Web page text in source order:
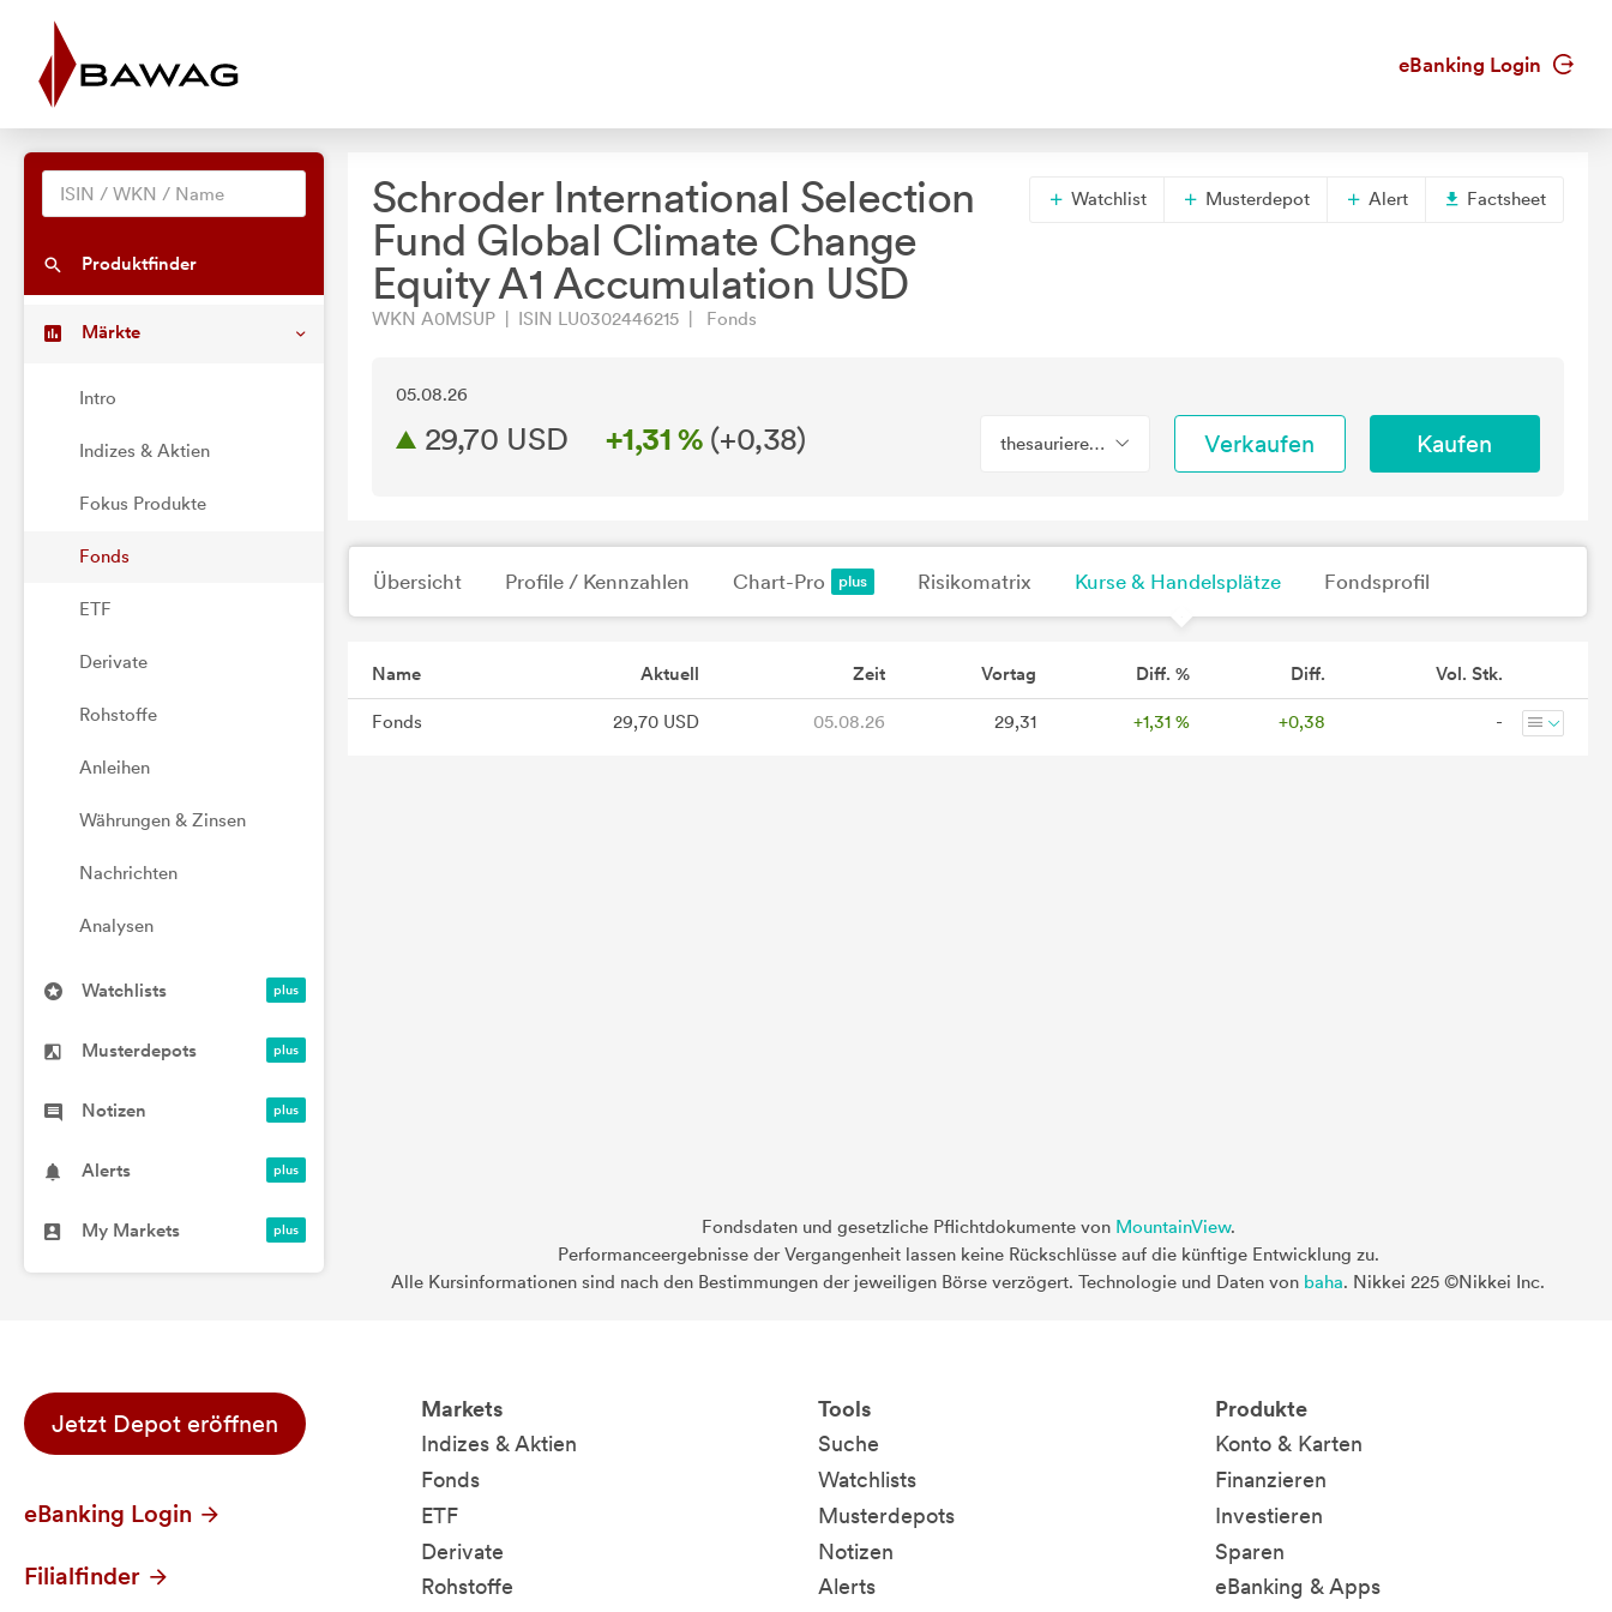
eBanking Login
Produktfinder
Märkte
Intro
Indizes & Aktien
Fokus Produkte
Fonds
ETF
Derivate
Rohstoffe
Anleihen
Währungen & Zinsen
Nachrichten
Analysen
Watchlists
Musterdepots
Notizen
Alerts
My Markets
Schroder International Selection
Fund Global Climate Change
Equity A1 Accumulation USD
WKN A0MSUP | ISIN LU0302446215 | Fonds
Watchlist Musterdepot Alert Factsheet
05.08.26
29,70 USD +1,31 % (+0,38) thesaurierend Verkaufen Kaufen
Übersicht Profile / Kennzahlen Chart-Pro Risikomatrix Kurse & Handelsplätze Fondsprofil
Name Aktuell Zeit Vortag Diff. % Diff. Vol. Stk.
Fonds 29,70 USD 05.08.26 29,31 +1,31 % +0,38 -
Fondsdaten und gesetzliche Pflichtdokumente von MountainView.
Performanceergebnisse der Vergangenheit lassen keine Rückschlüsse auf die künftige Entwicklung zu.
Alle Kursinformationen sind nach den Bestimmungen der jeweiligen Börse verzögert. Technologie und Daten von baha. Nikkei 225 ©Nikkei Inc.
Jetzt Depot eröffnen
eBanking Login
Filialfinder
Markets
Indizes & Aktien
Fonds
ETF
Derivate
Rohstoffe
Tools
Suche
Watchlists
Musterdepots
Notizen
Alerts
Produkte
Konto & Karten
Finanzieren
Investieren
Sparen
eBanking & Apps